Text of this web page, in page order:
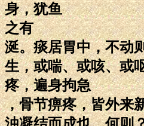
身，犹鱼
之有
涎。痰居胃中，不动
生，或喘、或咳、或
疼，遍身拘急
，骨节痹疼，皆外来